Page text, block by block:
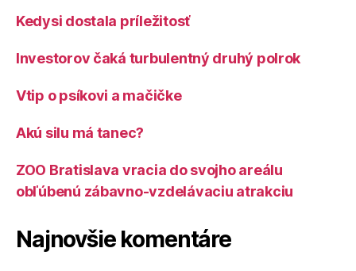
Kedysi dostala príležitosť
Investorov čaká turbulentný druhý polrok
Vtip o psíkovi a mačičke
Akú silu má tanec?
ZOO Bratislava vracia do svojho areálu
obľúbenú zábavno-vzdelávaciu atrakciu
Najnovšie komentáre